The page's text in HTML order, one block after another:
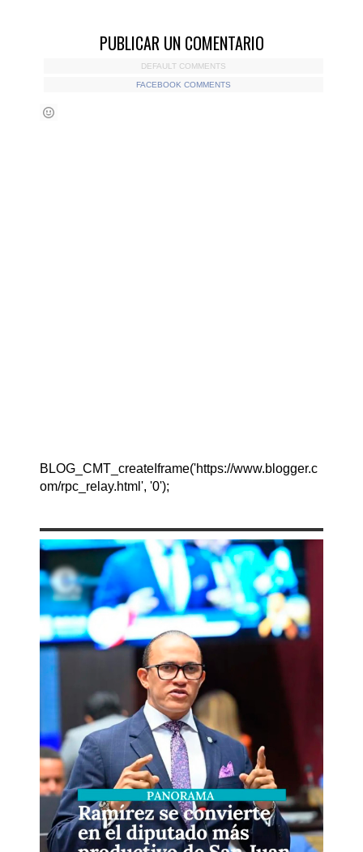
PUBLICAR UN COMENTARIO
DEFAULT COMMENTS
FACEBOOK COMMENTS
BLOG_CMT_createIframe('https://www.blogger.c
om/rpc_relay.html', '0');